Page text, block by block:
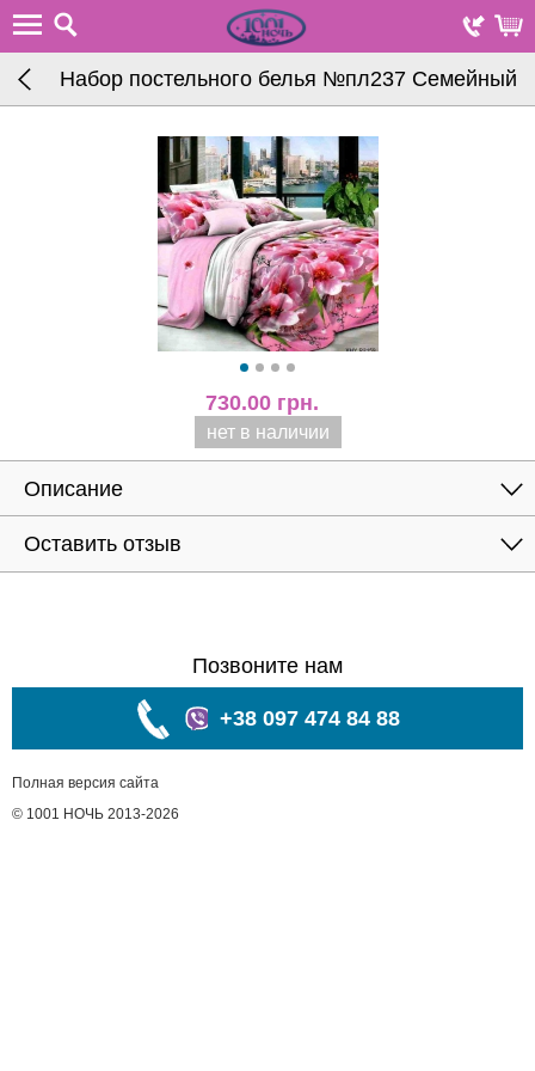
Набор постельного белья №пл237 Семейный
730.00 грн.
нет в наличии
Описание
Оставить отзыв
Позвоните нам
+38 097 474 84 88
Полная версия сайта
© 1001 НОЧЬ 2013-2026